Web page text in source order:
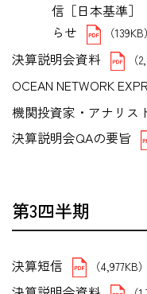
信［日本基準］
らせ
（139KB）
決算説明会資料 （
OCEAN NETWORK
機関投資家・アナリス
決算説明会QAの要旨
第3四半期
決算短信 （4,977KB）